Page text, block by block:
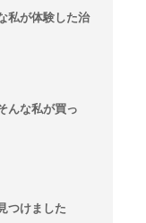
私が体験した治
んな私が買っ
つけました